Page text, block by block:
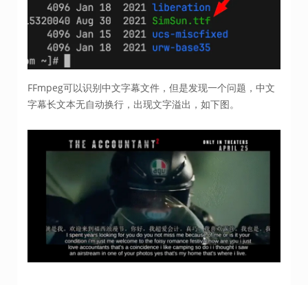
FFmpeg可以识别中文字幕文件，但是发现一个问题，中文
字幕长文本无自动换行，出现文字溢出，如下图。